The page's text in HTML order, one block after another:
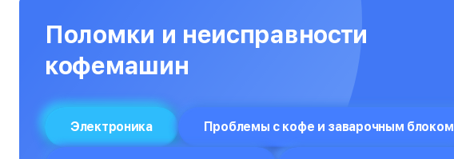
Оптические прицелы
Компьютеры
Поломки и неисправности
кофемашин
Электроника Проблемы с кофе и заварочным блоком